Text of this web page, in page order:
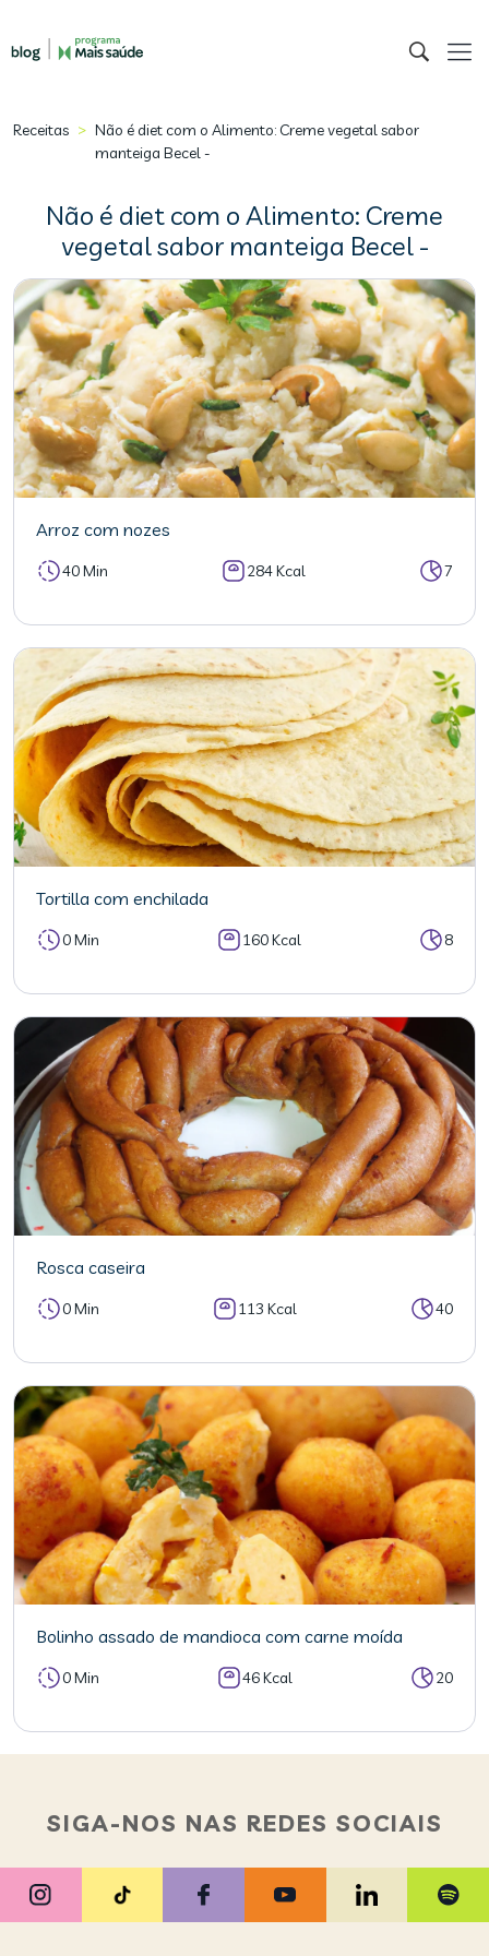
Receitas > Não é diet com o Alimento: Creme vegetal sabor
manteiga Becel -
Não é diet com o Alimento: Creme
vegetal sabor manteiga Becel -
Arroz com nozes
40 Min 284 Kcal 7
Tortilla com enchilada
0 Min 160 Kcal 8
Rosca caseira
0 Min 113 Kcal 40
Bolinho assado de mandioca com carne moída
0 Min 46 Kcal 20
SIGA-NOS NAS REDES SOCIAIS